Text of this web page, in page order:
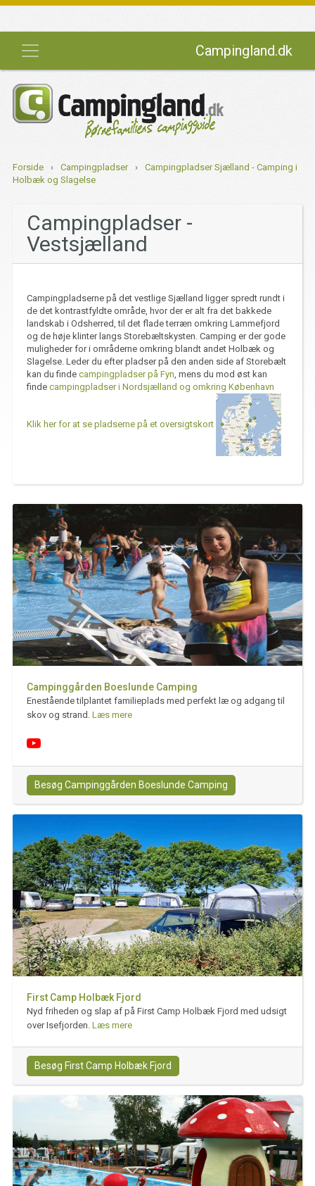
Campingland.dk
Forside › Campingpladser ›
Campingpladser Sjælland - Camping i
Holbæk og Slagelse
Campingpladser -
Vestsjælland
Campingpladserne på det vestlige Sjælland ligger spredt rundt i
de det kontrastfyldte område, hvor der er alt fra det bakkede
landskab i Odsherred, til det flade terræn omkring Lammefjord
og de høje klinter langs Storebæltskysten. Camping er der gode
muligheder for i områderne omkring blandt andet Holbæk og
Slagelse. Leder du efter pladser på den anden side af Storebælt
kan du finde campingpladser på Fyn, mens du mod øst kan
finde campingpladser i Nordsjælland og omkring København
Klik her for at se pladserne på et oversigtskort
Campinggården Boeslunde Camping
Enestående tilplantet familieplads med perfekt læ og adgang til
skov og strand. Læs mere
Besøg Campinggården Boeslunde Camping
First Camp Holbæk Fjord
Nyd friheden og slap af på First Camp Holbæk Fjord med udsigt
over Isefjorden. Læs mere
Besøg First Camp Holbæk Fjord